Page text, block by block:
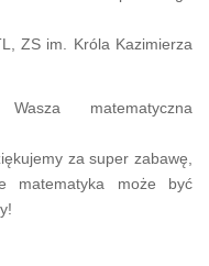
ZS im. Króla Kazimierza
Wasza matematyczna
za super zabawę,
matematyka może być